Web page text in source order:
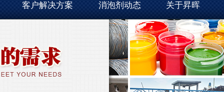
客户解决方案 消泡剂动态 关于昇晖